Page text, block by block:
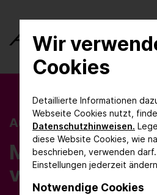
Wir
Cookies
Detaillierte Informationen
Webseite Cookies nutzt,
Datenschutzhinweisen.
diese Website Cookies, wie
beschrieben, verwenden
Einstellungen jederzeit
Notwendige Cookies
Ausstellungsgelände
Modern,
vernetzt